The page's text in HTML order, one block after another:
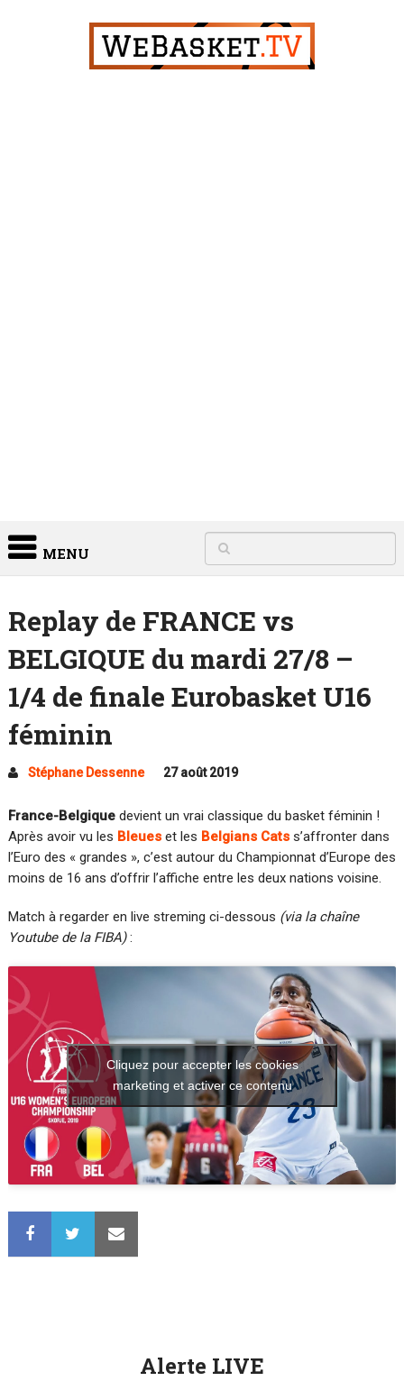
MENU
Replay de FRANCE vs
BELGIQUE du mardi 27/8 –
1/4 de finale Eurobasket U16
féminin
Stéphane Dessenne 27 août 2019
France-Belgiquedevient un vrai classique du basket féminin !
Après avoir vu les Bleueset les Belgians Catss’affronter dans
l’Euro des « grandes », c’est autour du Championnat d’Europe des
moins de 16 ans d’offrir l’affiche entre les deux nations voisine.
Match à regarder en live streming ci-dessous (via la chaîne
Youtube de la FIBA):
Cliquez pour accepter les cookies
marketing et activer ce contenu
Alerte LIVE